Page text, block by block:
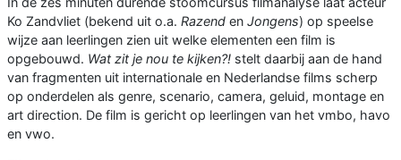
Ko Zandvliet (bekend uit o.a. Razend en Jongens) op speelse
wijze aan leerlingen zien uit welke elementen een film is
opgebouwd. Wat zit je nou te kijken?! stelt daarbij aan de hand
van fragmenten uit internationale en Nederlandse films scherp
op onderdelen als genre, scenario, camera, geluid, montage en
art direction. De film is gericht op leerlingen van het vmbo, havo
en vwo.